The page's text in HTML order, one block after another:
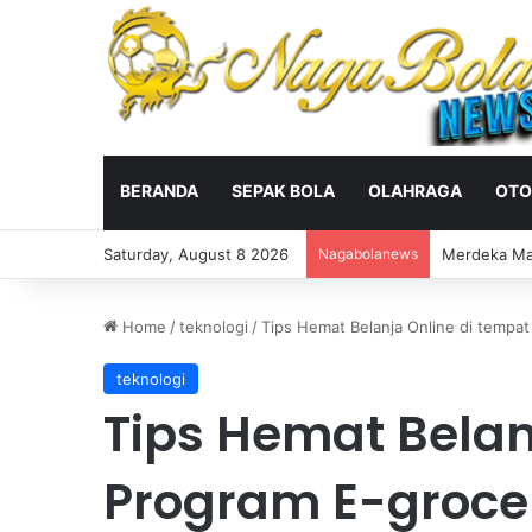
BERANDA SEPAK BOLA OLAHRAGA
Saturday, August 8 2026 Nagabolanews Veda Ega
Home /teknologi /Tips Hemat Belanja Online di
teknologi
Tips Hemat
Program E-